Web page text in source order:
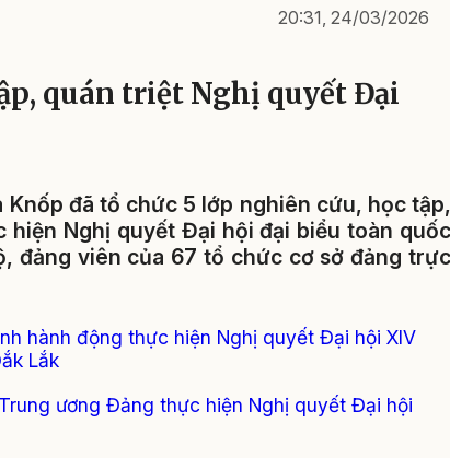
20:31, 24/03/2026
quán triệt Nghị quyết Đại
đã tổ chức 5 lớp nghiên cứu, học tập,
Nghị quyết Đại hội đại biểu toàn quốc
đảng viên của 67 tổ chức cơ sở đảng trực
hành động thực hiện Nghị quyết Đại hội XIV
Lắk
ương Đảng thực hiện Nghị quyết Đại hội